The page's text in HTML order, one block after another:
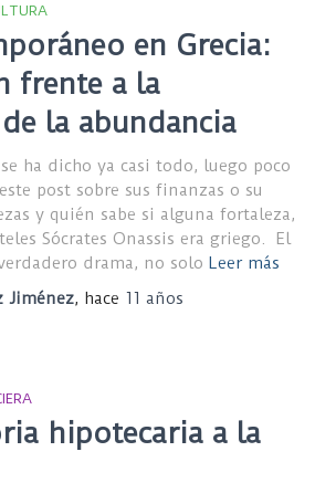
en Grecia:
frente a la
la abundancia
ha dicho ya casi todo, luego poco
post sobre sus finanzas o su
y quién sabe si alguna fortaleza,
Sócrates Onassis era griego. El
drama, no solo Leer más
Jiménez, hace 11 años
hipotecaria a la